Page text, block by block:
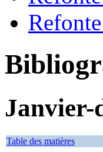
Janvier-
Table des matières